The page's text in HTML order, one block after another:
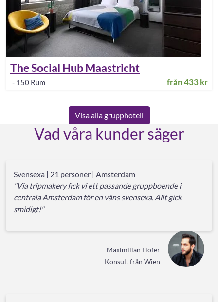
The Social Hub Maastricht
- 150 Rum från433 kr
Visa alla grupphotell
Vad våra kunder säger
Svensexa | 21 personer | Amsterdam
"Via tripmakery fick vi ett passande gruppboende i
centrala Amsterdam för en väns svensexa. Allt gick
smidigt!"
Maximilian Hofer
Konsult från Wien